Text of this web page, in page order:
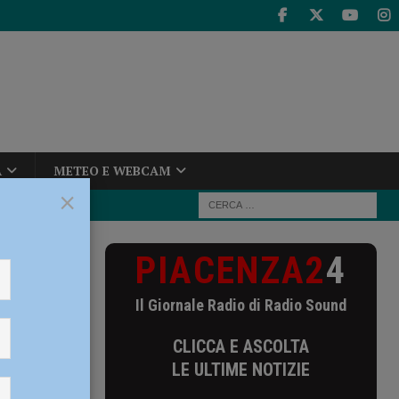
METEO E WEBCAM
di
PIACENZA24
Il Giornale Radio di Radio Sound
CLICCA E ASCOLTA
LE ULTIME NOTIZIE
×